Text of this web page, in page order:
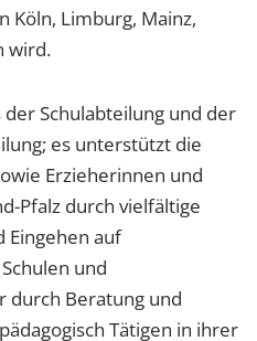
Köln, Limburg, Mainz,
wird.
der Schulabteilung und der
es unterstützt die
Erzieherinnen und
Pfalz durch vielfältige
Eingehen auf
und
durch Beratung und
Tätigen in ihrer